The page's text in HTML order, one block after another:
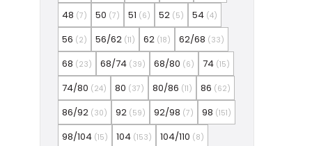
48 (7) 50 (7) 51 (6) 52 (5) 54 (4)
56 (2) 56/62 (11) 62 (18) 62/68 (33)
68 (23) 68/74 (39) 68/80 (6) 74 (15)
74/80 (24) 80 (37) 80/86 (11) 86 (62)
86/92 (30) 92 (59) 92/98 (7) 98 (151)
98/104 (15) 104 (153) 104/110 (8)